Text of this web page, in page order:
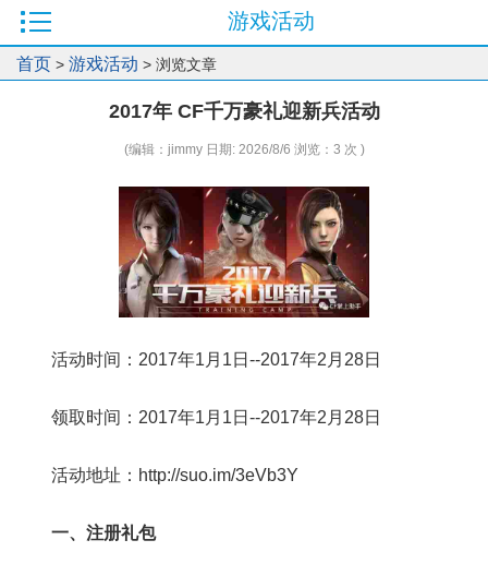
游戏活动
首页 > 游戏活动 > 浏览文章
2017年 CF千万豪礼迎新兵活动
(编辑：jimmy 日期: 2026/8/6 浏览：3 次 )
活动时间：2017年1月1日--2017年2月28日
领取时间：2017年1月1日--2017年2月28日
活动地址：http://suo.im/3eVb3Y
一、注册礼包